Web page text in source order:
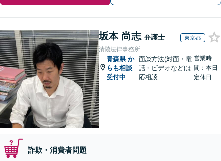
坂本 尚志 弁護士 東京都
清陵法律事務所
青森県 か
らも相談
受付中
面談方法(対面・電
話・ビデオなど)は
応相談
営業時
間：本日
定休日
詐欺・消費者問題